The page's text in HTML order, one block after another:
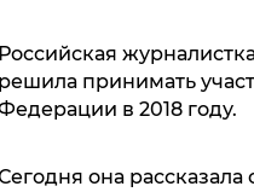
Российская
решила принимать
в 2018 году.
она